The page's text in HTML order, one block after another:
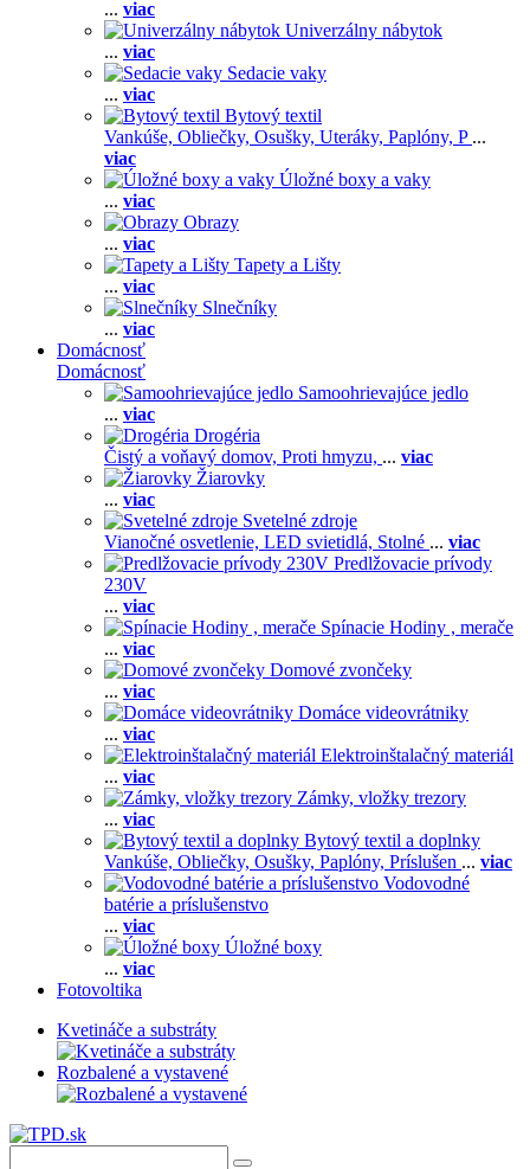
... viac
Univerzálny nábytok
... viac
Sedacie vaky
... viac
Bytový textil
Vankúše, Obliečky, Osušky, Uteráky, Paplóny, P ...
viac
Úložné boxy a vaky
... viac
Obrazy
... viac
Tapety a Lišty
... viac
Slnečníky
... viac
Domácnosť
Domácnosť
Samoohrievajúce jedlo
... viac
Drogéria
Čistý a voňavý domov, Proti hmyzu, ... viac
Žiarovky
... viac
Svetelné zdroje
Vianočné osvetlenie, LED svietidlá, Stolné ... viac
Predlžovacie prívody
230V
... viac
Spínacie Hodiny , merače
... viac
Domové zvončeky
... viac
Domáce videovrátniky
... viac
Elektroinštalačný materiál
... viac
Zámky, vložky trezory
... viac
Bytový textil a doplnky
Vankúše, Obliečky, Osušky, Paplóny, Príslušen ... viac
Vodovodné
batérie a príslušenstvo
... viac
Úložné boxy
... viac
Fotovoltika
Kvetináče a substráty
Rozbalené a vystavené